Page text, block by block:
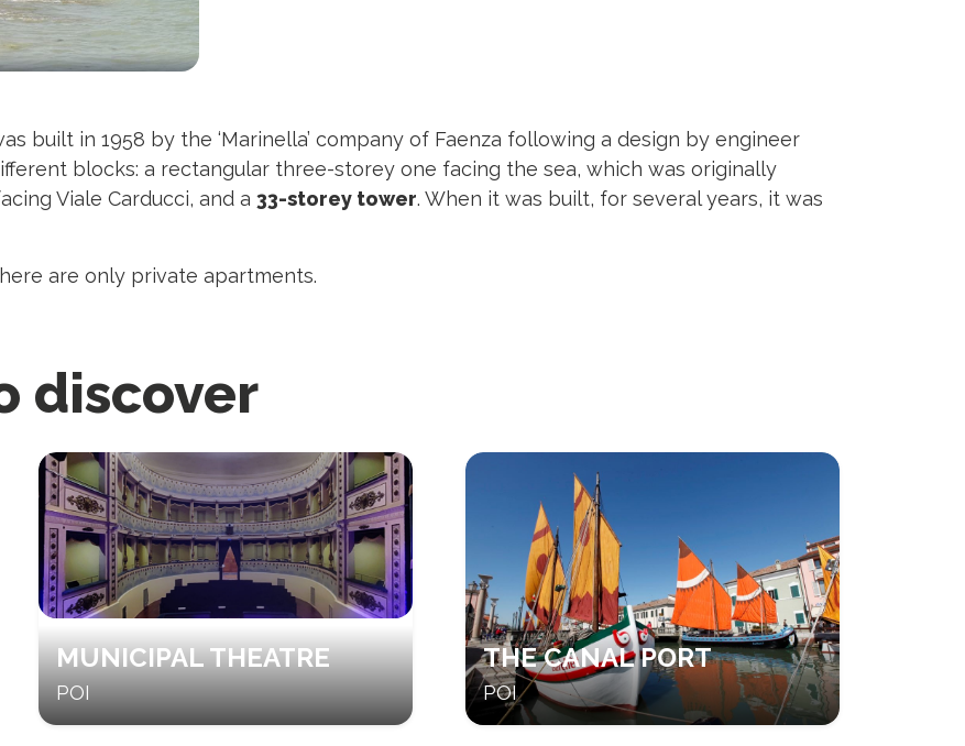
built in 1958 by the ‘Marinella’ company of Faenza following a design by engineer
blocks: a rectangular three-storey one facing the sea, which was originally
Viale Carducci, and a 33-storey tower. When it was built, for several years, it was
are only private apartments.
discover
MUNICIPAL THEATRE
POI
THE CANAL PORT
POI